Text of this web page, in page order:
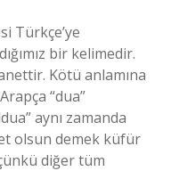
Türkçe’ye
bir kelimedir.
Kötü anlamına
“dua”
aynı zamanda
olsun demek küfür
diğer tüm